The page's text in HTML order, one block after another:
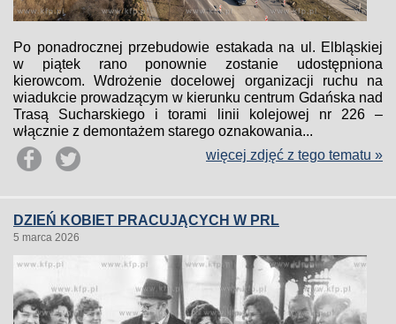
Po ponadrocznej przebudowie estakada na ul. Elbląskiej
w piątek rano ponownie zostanie udostępniona
kierowcom. Wdrożenie docelowej organizacji ruchu na
wiadukcie prowadzącym w kierunku centrum Gdańska nad
Trasą Sucharskiego i torami linii kolejowej nr 226 –
włącznie z demontażem starego oznakowania...
więcej zdjęć z tego tematu »
DZIEŃ KOBIET PRACUJĄCYCH W PRL
5 marca 2026